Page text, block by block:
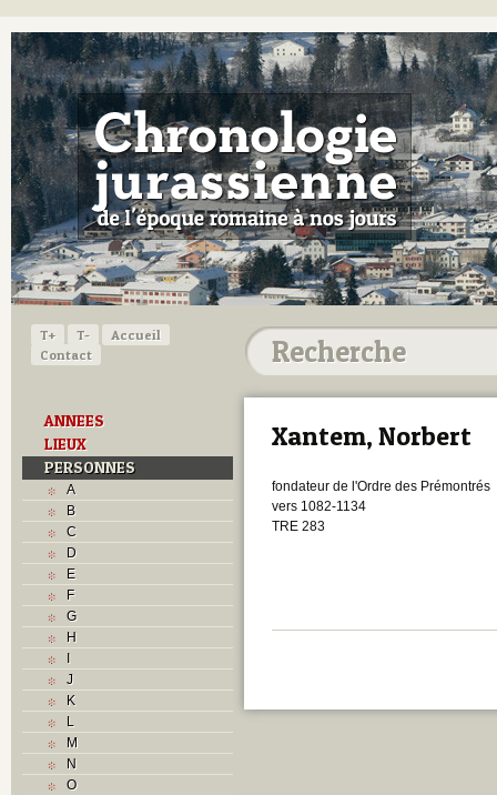
T+ T-
Accueil
Contact
ANNEES
LIEUX
PERSONNES
A
B
C
D
E
F
G
H
I
J
K
L
M
N
O
Xantem, Norbert
fondateur de l'Ordre des Prémontrés
vers 1082-1134
TRE 283